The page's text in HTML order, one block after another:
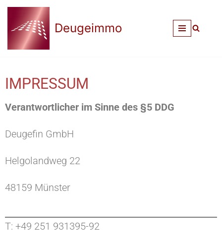
Zum
Inhalt
springen
Deugeimmo
IMPRESSUM
Verantwortlicher im Sinne des §5 DDG
Deugefin GmbH
Helgolandweg 22
48159 Münster
T: +49 251 931395-92